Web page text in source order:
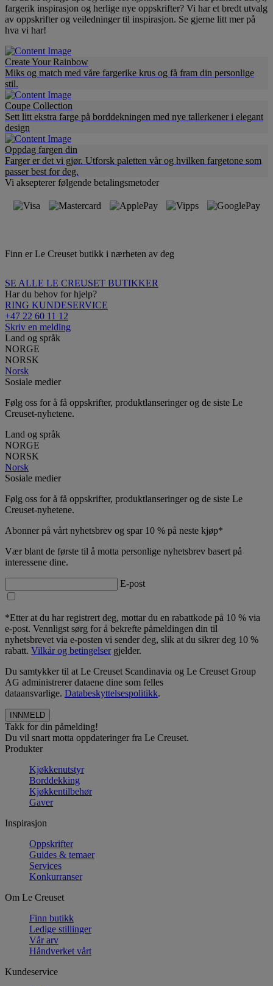
fargerik inspirasjon og herlige nye oppskrifter? Vi har et bredt utvalg
av oppskrifter og veiledninger til inspirasjon. Se gjerne litt mer på
hva vi har!
Create Your Rainbow
Miks og match med våre fargerike krus og få fram din personlige
stil.
Coupe Collection
Sett litt ekstra farge på borddekningen med nye tallerkener i elegant
design
Oppdag fargen din
Farger er det vi gjør. Utforsk paletten vår og hvilken fargetone som
passer best for deg.
Vi aksepterer følgende betalingsmetoder
Finn er Le Creuset butikk i nærheten av deg
SE ALLE LE CREUSET BUTIKKER
Har du behov for hjelp?
RING KUNDESERVICE
+47 22 60 11 12
Skriv en melding
Land og språk
NORGE
NORSK
Norsk
Sosiale medier
Følg oss for å få oppskrifter, produktlanseringer og de siste Le
Creuset-nyhetene.
Land og språk
NORGE
NORSK
Norsk
Sosiale medier
Følg oss for å få oppskrifter, produktlanseringer og de siste Le
Creuset-nyhetene.
Abonner på vårt nyhetsbrev og spar 10 % på neste kjøp*
Vær blant de første til å motta personlige nyhetsbrev basert på
interessene dine.
E-post
*Etter at du har registrert deg, mottar du en rabattkode på 10 % via
e-post. Vennligst sørg for å bekrefte påmeldingen din til
nyhetsbrevet via e-posten vi sender deg, slik at du sikrer deg 10 %
rabatt. Vilkår og betingelsergjelder.
Du samtykker til at Le Creuset Scandinavia og Le Creuset Group
AG administrerer dataene dine som felles
dataansvarlige. Databeskyttelsespolitikk.
Takk for din påmelding!
Du vil snart motta oppdateringer fra Le Creuset.
Produkter
Kjøkkenutstyr
Borddekking
Kjøkkentilbehør
Gaver
Inspirasjon
Oppskrifter
Guides & temaer
Services
Konkurranser
Om Le Creuset
Finn butikk
Ledige stillinger
Vår arv
Håndverket vårt
Kundeservice